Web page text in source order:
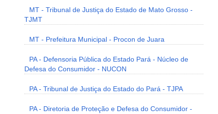
MT - Tribunal de Justiça do Estado de Mato Grosso -
TJMT
MT - Prefeitura Municipal - Procon de Juara
PA - Defensoria Pública do Estado Pará - Núcleo de
Defesa do Consumidor - NUCON
PA - Tribunal de Justiça do Estado do Pará - TJPA
PA - Diretoria de Proteção e Defesa do Consumidor -